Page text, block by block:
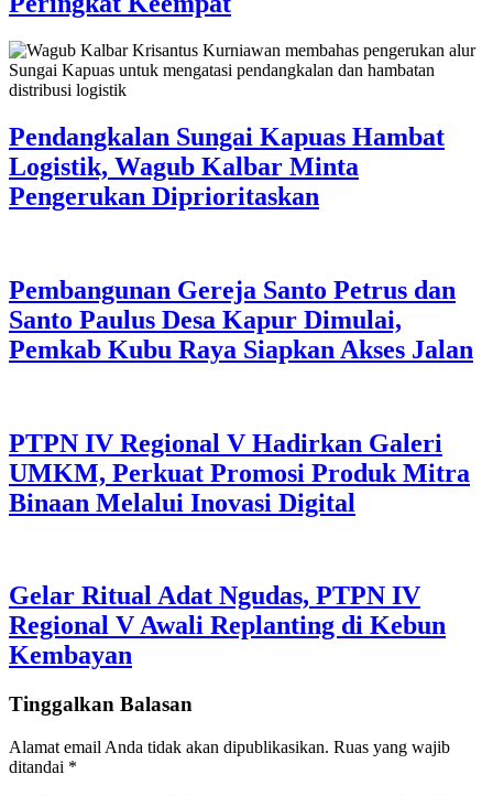
Pendangkalan Sungai Kapuas Hambat
Logistik, Wagub Kalbar Minta
Pengerukan Diprioritaskan
Pembangunan Gereja Santo Petrus dan
Santo Paulus Desa Kapur Dimulai,
Pemkab Kubu Raya Siapkan Akses Jalan
PTPN IV Regional V Hadirkan Galeri
UMKM, Perkuat Promosi Produk Mitra
Binaan Melalui Inovasi Digital
Gelar Ritual Adat Ngudas, PTPN IV
Regional V Awali Replanting di Kebun
Kembayan
Tinggalkan Balasan
Alamat email Anda tidak akan dipublikasikan. Ruas yang wajib
ditandai *